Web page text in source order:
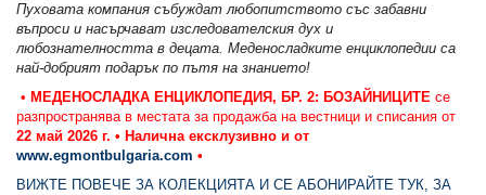
Пуховата компания събуждат любопитството със забавни
въпроси и насърчават изследователския дух и
любознателността в децата. Меденосладките енциклопедии са
най-добрият подарък по пътя на знанието!
• МЕДЕНОСЛАДКА ЕНЦИКЛОПЕДИЯ, БР. 2: БОЗАЙНИЦИТЕ се
разпространява в местата за продажба на вестници и списания от
22 май 2026 г. • Налична ексклузивно и от
www.egmontbulgaria.com •
ВИЖТЕ ПОВЕЧЕ ЗА КОЛЕКЦИЯТА И СЕ АБОНИРАЙТЕ ТУК, ЗА